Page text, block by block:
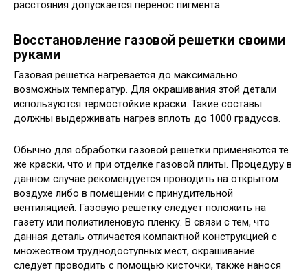
расстояния допускается перенос пигмента.
Восстановление газовой решетки своими
руками
Газовая решетка нагревается до максимально
возможных температур. Для окрашивания этой детали
используются термостойкие краски. Такие составы
должны выдерживать нагрев вплоть до 1000 градусов.
Обычно для обработки газовой решетки применяются те
же краски, что и при отделке газовой плиты. Процедуру в
данном случае рекомендуется проводить на открытом
воздухе либо в помещении с принудительной
вентиляцией. Газовую решетку следует положить на
газету или полиэтиленовую пленку. В связи с тем, что
данная деталь отличается компактной конструкцией с
множеством труднодоступных мест, окрашивание
следует проводить с помощью кисточки, также нанося